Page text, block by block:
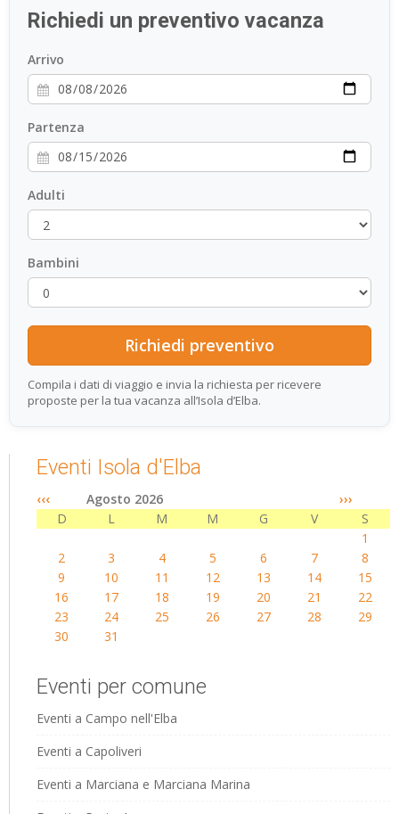
Richiedi un preventivo vacanza
Arrivo
Partenza
Adulti
Bambini
Compila i dati di viaggio e invia la richiesta per ricevere
proposte per la tua vacanza all’Isola d’Elba.
Eventi Isola d'Elba
‹‹‹ Agosto 2026
›››
D
L M M G V
S
1
2
3 4 5 6 7
8
9
10 11 12 13 14
15
16
17 18 19 20 21
22
23
24 25 26 27 28
29
30
31
Eventi per comune
Eventi a Campo nell'Elba
Eventi a Capoliveri
Eventi a Marciana e Marciana Marina